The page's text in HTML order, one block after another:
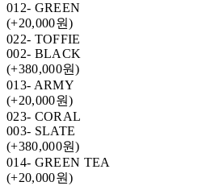
012- GREEN
(+20,000원)
022- TOFFIE
002- BLACK
(+380,000원)
013- ARMY
(+20,000원)
023- CORAL
003- SLATE
(+380,000원)
014- GREEN TEA
(+20,000원)